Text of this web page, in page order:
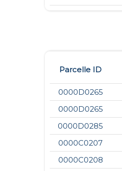
Parcelle ID
0000D0265
0000D0265
0000D0285
0000C0207
0000C0208